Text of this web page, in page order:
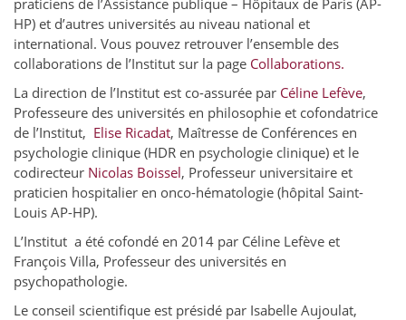
praticiens de l’Assistance publique – Hôpitaux de Paris (AP-
HP) et d’autres universités au niveau national et
international. Vous pouvez retrouver l’ensemble des
collaborations de l’Institut sur la page Collaborations.
La direction de l’Institut est co-assurée par Céline Lefève,
Professeure des universités en philosophie et cofondatrice
de l’Institut, Elise Ricadat, Maîtresse de Conférences en
psychologie clinique (HDR en psychologie clinique) et le
codirecteur Nicolas Boissel, Professeur universitaire et
praticien hospitalier en onco-hématologie (hôpital Saint-
Louis AP-HP).
L’Institut a été cofondé en 2014 par Céline Lefève et
François Villa, Professeur des universités en
psychopathologie.
Le conseil scientifique est présidé par Isabelle Aujoulat,